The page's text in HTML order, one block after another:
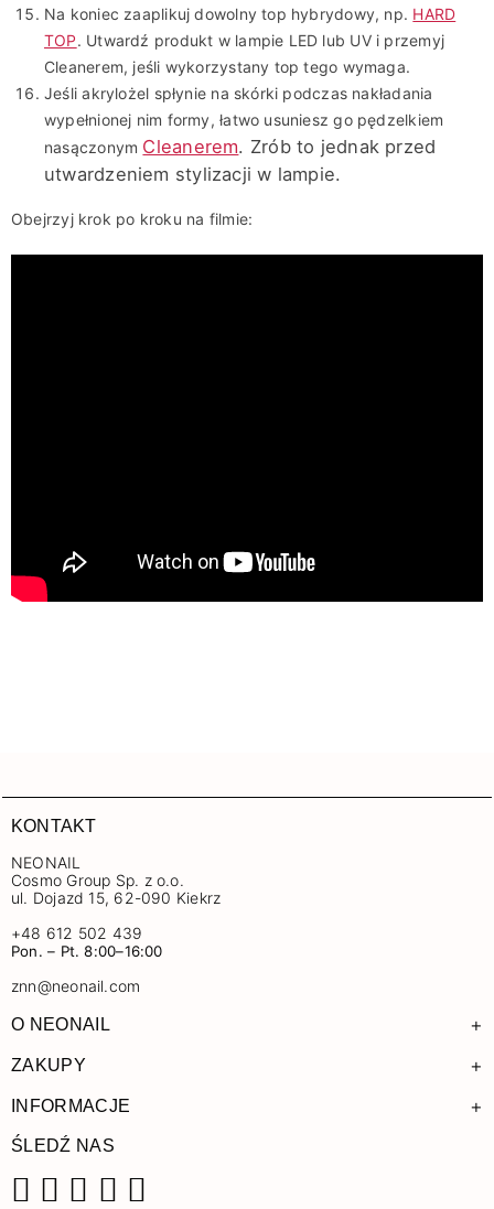
Na koniec zaaplikuj dowolny top hybrydowy, np. HARD
TOP. Utwardź produkt w lampie LED lub UV i przemyj
Cleanerem, jeśli wykorzystany top tego wymaga.
Jeśli akrylożel spłynie na skórki podczas nakładania
wypełnionej nim formy, łatwo usuniesz go pędzelkiem
nasączonym Cleanerem. Zrób to jednak przed
utwardzeniem stylizacji w lampie.
Obejrzyj krok po kroku na filmie:
KONTAKT
NEONAIL
Cosmo Group Sp. z o.o.
ul. Dojazd 15, 62-090 Kiekrz
+48 612 502 439
Pon. – Pt. 8:00–16:00
znn@neonail.com
O NEONAIL +
ZAKUPY +
INFORMACJE +
ŚLEDŹ NAS